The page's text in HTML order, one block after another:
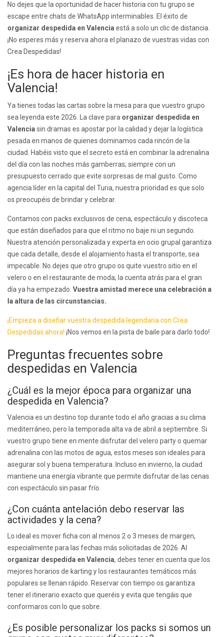
No dejes que la oportunidad de hacer historia con tu grupo se
escape entre chats de WhatsApp interminables. El éxito de
organizar despedida en Valencia está a solo un clic de distancia.
¡No esperes más y reserva ahora el planazo de vuestras vidas con
Crea Despedidas!
¡Es hora de hacer historia en
Valencia!
Ya tienes todas las cartas sobre la mesa para que vuestro grupo
sea leyenda este 2026. La clave para organizar despedida en
Valencia sin dramas es apostar por la calidad y dejar la logística
pesada en manos de quienes dominamos cada rincón de la
ciudad. Habéis visto que el secreto está en combinar la adrenalina
del día con las noches más gamberras; siempre con un
presupuesto cerrado que evite sorpresas de mal gusto. Como
agencia líder en la capital del Turia, nuestra prioridad es que solo
os preocupéis de brindar y celebrar.
Contamos con packs exclusivos de cena, espectáculo y discoteca
que están diseñados para que el ritmo no baje ni un segundo.
Nuestra atención personalizada y experta en ocio grupal garantiza
que cada detalle, desde el alojamiento hasta el transporte, sea
impecable. No dejes que otro grupo os quite vuestro sitio en el
velero o en el restaurante de moda; la cuenta atrás para el gran
día ya ha empezado. Vuestra amistad merece una celebración a
la altura de las circunstancias.
¡Empieza a diseñar vuestra despedida legendaria con Crea
Despedidas ahora! ¡Nos vemos en la pista de baile para darlo todo!
Preguntas frecuentes sobre
despedidas en Valencia
¿Cuál es la mejor época para organizar una
despedida en Valencia?
Valencia es un destino top durante todo el año gracias a su clima
mediterráneo, pero la temporada alta va de abril a septiembre. Si
vuestro grupo tiene en mente disfrutar del velero party o quemar
adrenalina con las motos de agua, estos meses son ideales para
asegurar sol y buena temperatura. Incluso en invierno, la ciudad
mantiene una energía vibrante que permite disfrutar de las cenas
con espectáculo sin pasar frío.
¿Con cuánta antelación debo reservar las
actividades y la cena?
Lo ideal es mover ficha con al menos 2 o 3 meses de margen,
especialmente para las fechas más solicitadas de 2026. Al
organizar despedida en Valencia, debes tener en cuenta que los
mejores horarios de karting y los restaurantes temáticos más
populares se llenan rápido. Reservar con tiempo os garantiza
tener el itinerario exacto que queréis y evita que tengáis que
conformaros con lo que sobre.
¿Es posible personalizar los packs si somos un